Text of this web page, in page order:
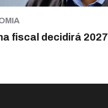
fiscal decidirá 2027